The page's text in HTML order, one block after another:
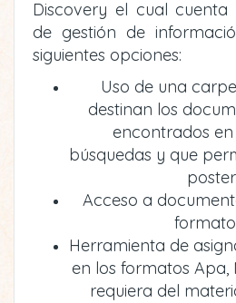
Discovery el cual cuenta
de gestión de
siguientes opciones:
Uso de una
destinan los
encontrados
búsquedas y que
Acceso a
Herramienta de
en los formatos Apa,
requiera del